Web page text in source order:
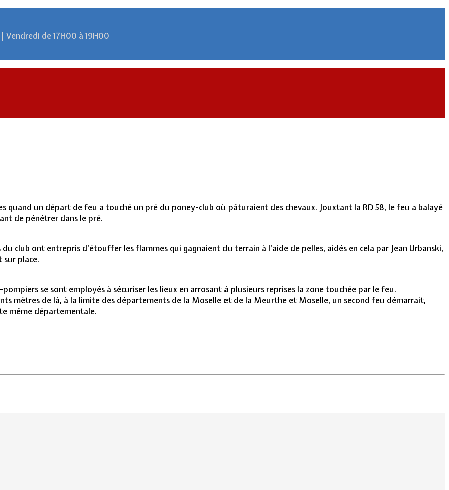
Vendredi de 17H00 à 19H00
quand un départ de feu a touché un pré du poney-club où pâturaient des chevaux. Jouxtant la RD 58, le feu a balayé
de pénétrer dans le pré.
club ont entrepris d’étouffer les flammes qui gagnaient du terrain à l’aide de pelles, aidés en cela par Jean Urbanski,
place.
se sont employés à sécuriser les lieux en arrosant à plusieurs reprises la zone touchée par le feu.
mètres de là, à la limite des départements de la Moselle et de la Meurthe et Moselle, un second feu démarrait,
même départementale.